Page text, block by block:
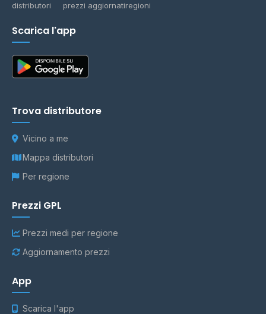
distributori prezzi aggiornatiregioni
Scarica l'app
Trova distributore
Vicino a me
Mappa distributori
Per regione
Prezzi GPL
Prezzi medi per regione
Aggiornamento prezzi
App
Scarica l'app